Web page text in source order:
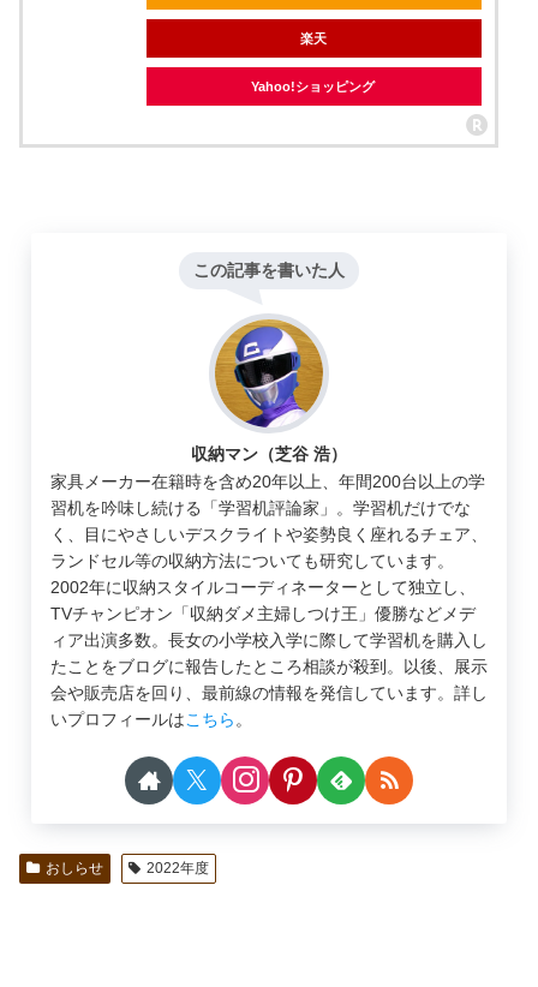
楽天
Yahoo!ショッピング
この記事を書いた人
収納マン（芝谷 浩）
家具メーカー在籍時を含め20年以上、年間200台以上の学
習机を吟味し続ける「学習机評論家」。学習机だけでな
く、目にやさしいデスクライトや姿勢良く座れるチェア、
ランドセル等の収納方法についても研究しています。
2002年に収納スタイルコーディネーターとして独立し、
TVチャンピオン「収納ダメ主婦しつけ王」優勝などメデ
ィア出演多数。長女の小学校入学に際して学習机を購入し
たことをブログに報告したところ相談が殺到。以後、展示
会や販売店を回り、最前線の情報を発信しています。詳し
いプロフィールはこちら。
おしらせ 2022年度